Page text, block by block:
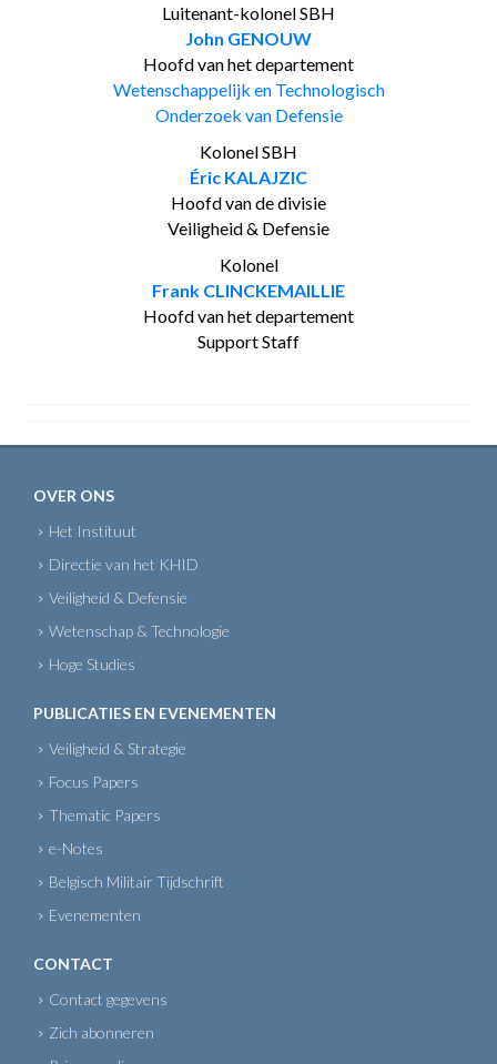
Luitenant-kolonel SBH
John GENOUW
Hoofd van het departement
Wetenschappelijk en Technologisch
Onderzoek van Defensie
Kolonel SBH
Éric KALAJZIC
Hoofd van de divisie
Veiligheid & Defensie
Kolonel
Frank CLINCKEMAILLIE
Hoofd van het departement
Support Staff
OVER ONS
Het Instituut
Directie van het KHID
Veiligheid & Defensie
Wetenschap & Technologie
Hoge Studies
PUBLICATIES EN EVENEMENTEN
Veiligheid & Strategie
Focus Papers
Thematic Papers
e-Notes
Belgisch Militair Tijdschrift
Evenementen
CONTACT
Contact gegevens
Zich abonneren